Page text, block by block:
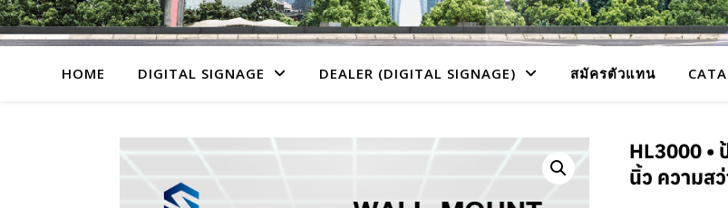
HOME DIGITAL SIGNAGE DEALER (DIGITAL SIGNAGE) สมัครตัวแทน
HL3000 •
นิ้ว ความส